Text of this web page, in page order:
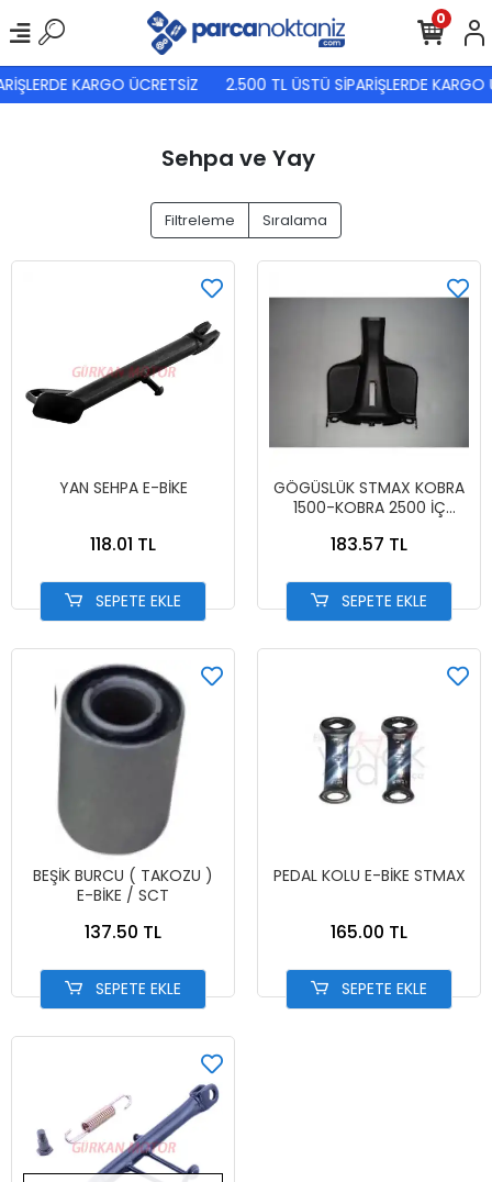
KARGO ÜCRETSİZ 2.500 TL ÜSTÜ SİPARİŞLERDE KARGO
0
Sehpa ve Yay
Filtreleme Sıralama
YAN SEHPA E-BİKE
118.01 TL
SEPETE EKLE
GÖGÜSLÜK STMAX KOBRA
1500-KOBRA 2500 İÇ
183.57 TL
SEPETE EKLE
BEŞİK BURCU ( TAKOZU )
E-BİKE / SCT
137.50 TL
SEPETE EKLE
PEDAL KOLU E-BİKE STMAX
165.00 TL
SEPETE EKLE